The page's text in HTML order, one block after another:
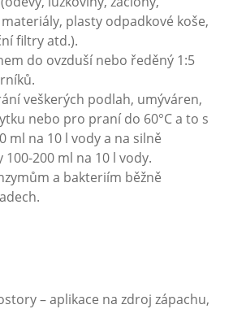
plasty odpadkové koše,
filtry atd.).
do ovzduší nebo ředěný 1:5
veškerých podlah, umýváren,
nebo pro praní do 60°C a to s
ml na 10 l vody a na silně
200 ml na 10 l vody.
a bakteriím běžně
– aplikace na zdroj zápachu,